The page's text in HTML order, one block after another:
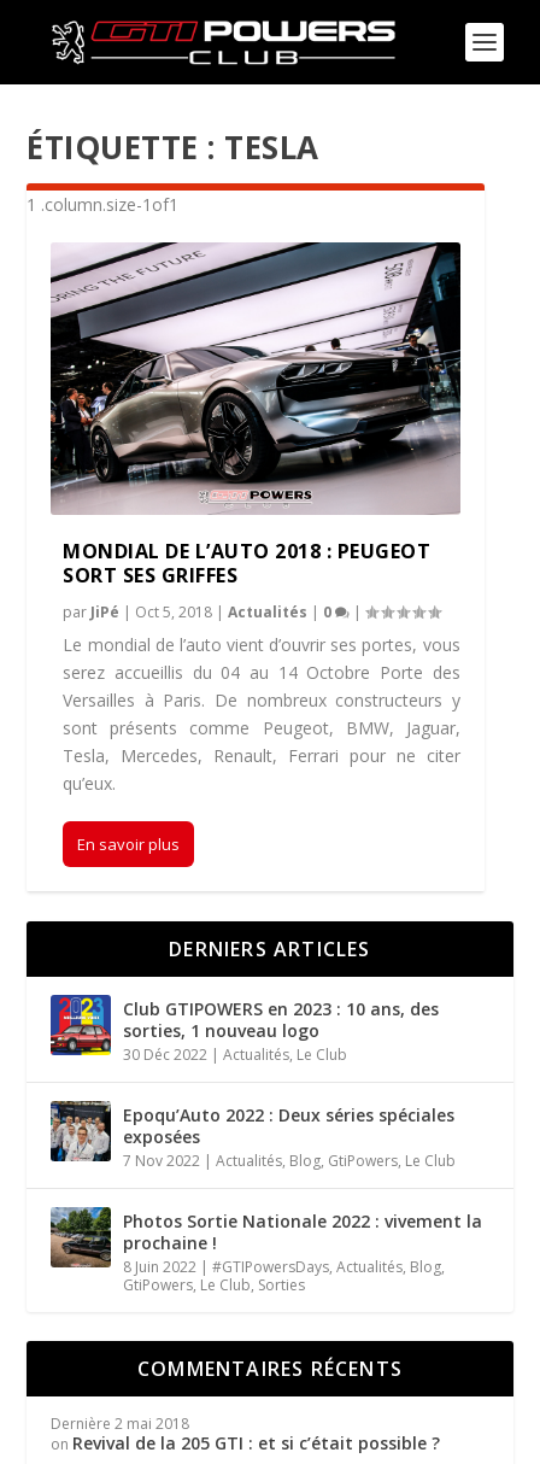
ÉTIQUETTE : TESLA
MONDIAL DE L’AUTO 2018 : PEUGEOT
SORT SES GRIFFES
par JiPé | Oct 5, 2018 |Actualités | 0 |
Le mondial de l’auto vient d’ouvrir ses portes, vous
serez accueillis du 04 au 14 Octobre Porte des
Versailles à Paris. De nombreux constructeurs y
sont présents comme Peugeot, BMW, Jaguar,
Tesla, Mercedes, Renault, Ferrari pour ne citer
qu’eux.
En savoir plus
DERNIERS ARTICLES
Club GTIPOWERS en 2023 : 10 ans, des
sorties, 1 nouveau logo
30 Déc 2022 |Actualités, Le Club
Epoqu’Auto 2022 : Deux séries spéciales
exposées
7 Nov 2022 |Actualités, Blog, GtiPowers, Le Club
Photos Sortie Nationale 2022 : vivement la
prochaine !
8 Juin 2022 |#GTIPowersDays,Actualités, Blog,
GtiPowers, Le Club, Sorties
COMMENTAIRES RÉCENTS
Dernière 2 mai 2018
on Revival de la 205 GTI : et si c’était possible ?